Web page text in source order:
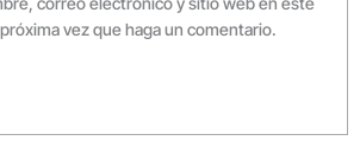
vez que haga un comentario.